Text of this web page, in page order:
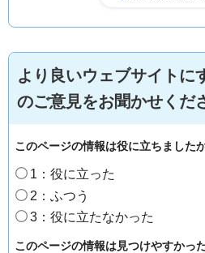
より良いウェブサイトに
のご意見をお聞かせくだ
このページの情報は役に立ちました
1：役に立った
2：ふつう
3：役に立たなかった
このページの情報は見つけやすかっ